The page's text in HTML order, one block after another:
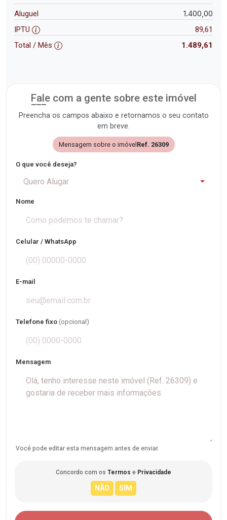
Aluguel 1.400,00
IPTU
89,61
Total / Mês
1.489,61
Fale com a gente sobre este imóvel
Preencha os campos abaixo e retornamos o seu contato
em breve.
Mensagem sobre o imóvel Ref. 26309
O que você deseja?
Quero Alugar
Nome
Celular / WhatsApp
E-mail
Telefone fixo (opcional)
Mensagem
Você pode editar esta mensagem antes de enviar.
Concordo com os Termos e Privacidade